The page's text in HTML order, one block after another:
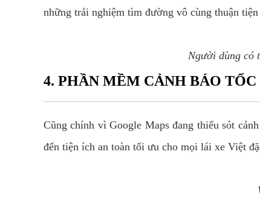
những trải nghiệm tìm đường vô cùng thuận
Người dùng có
4. PHẦN MỀM CẢNH BÁO
Cũng chính vì Google Maps đang thiếu sót
đến tiện ích an toàn tối ưu cho mọi lái xe Việt